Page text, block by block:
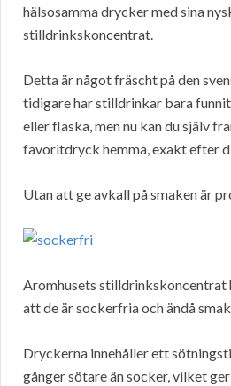
hälsosamma drycker med sina
stilldrinkskoncentrat.
Detta är något fräscht på den
tidigare har stilldrinkar bara
eller flaska, men nu kan du själv
favoritdryck hemma, exakt efter
Utan att ge avkall på smaken är
Aromhusets stilldrinkskoncentrat
att de är sockerfria och ändå
Dryckerna innehåller ett
gånger sötare än socker, vilket